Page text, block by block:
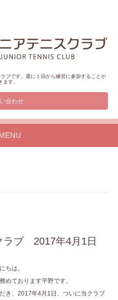
ブです。週に１回から練習に参加することが
ます。
合わせ
ラブ 2017年4月1日
ちは。
めております平野です。
き、2017年4月1日、ついに当クラブ